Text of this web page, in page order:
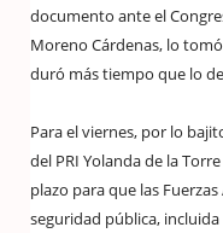
documento ante el
Moreno Cárdenas, lo
duró más tiempo que lo
Para el viernes, por lo
del PRI Yolanda de la
plazo para que las
seguridad pública,